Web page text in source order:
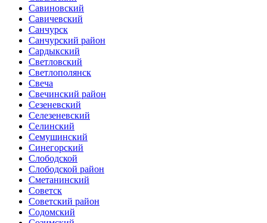
Савиновский
Савичевский
Санчурск
Санчурский район
Сардыкский
Светловский
Светлополянск
Свеча
Свечинский район
Сезеневский
Селезеневский
Селинский
Семушинский
Синегорский
Слободской
Слободской район
Сметанинский
Советск
Советский район
Содомский